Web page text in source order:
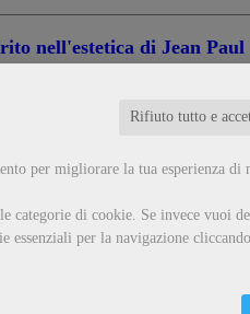
Rifiuto tutto e
per migliorare la tua esperienza di
categorie di cookie. Se invece vuoi
essenziali per la navigazione
nell'estetica di Jean Paul
il dettaglio Metti nel
«Flauto magico»